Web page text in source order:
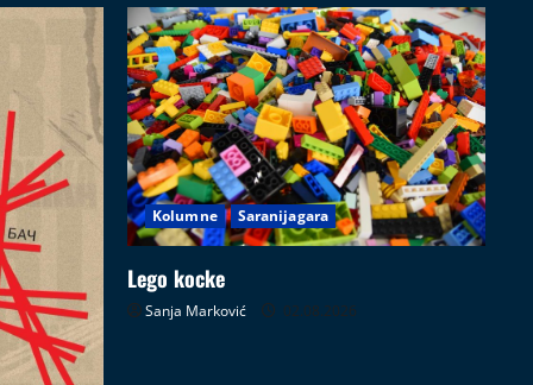
Kolumne Saranijagara
Lego kocke
Sanja Marković 02.08.2026